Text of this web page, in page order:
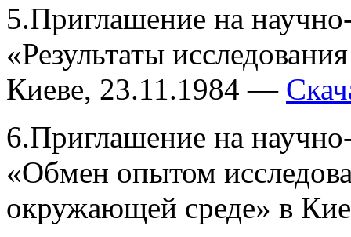
5.Приглашение на
«Результаты
Киеве, 23.11.1984 —
6.Приглашение на
«Обмен опытом
окружающей среде» в